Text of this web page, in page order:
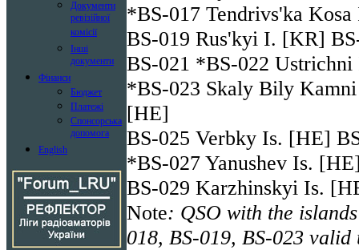
Документи
ревізійної
комісії
Інші
документи
Фінанси
Бюджет
Платежі
Спонсорська
допомога
English
*BS-017 Tendrivs'ka
BS-019 Rus'kyi I. [KR]
BS-021 *BS-022
*BS-023 Skaly Bily
[HE]
BS-025 Verbky Is. [HE]
*BS-027 Yanushev Is.
BS-029 Karzhinskyi Is.
Note: QSO with the
018, BS-019, BS-023